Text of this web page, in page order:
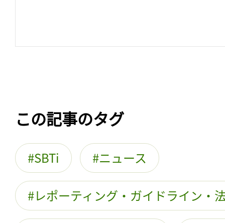
この記事のタグ
SBTi ニュース
レポーティング・ガイドライン・